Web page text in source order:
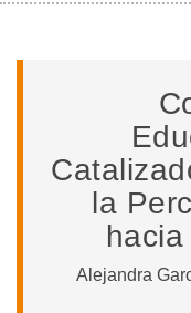
la
Alejandra